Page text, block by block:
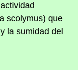
scolymus) que
la sumidad del